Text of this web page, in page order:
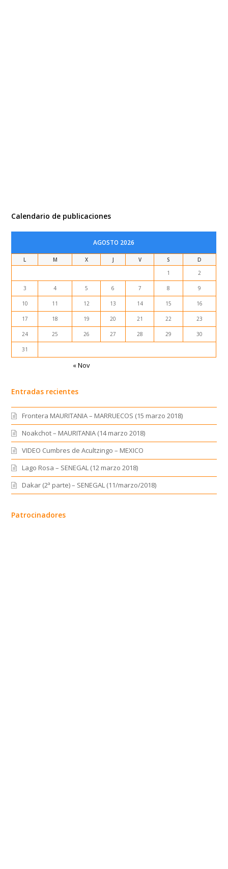
Calendario de publicaciones
AGOSTO 2026
L M X J V S
D
1
2
3 4 5 6 7 8 9
10 11 12 13 14 15 16
17 18 19 20 21 22 23
24 25 26 27 28 29 30
31
« Nov
Entradas recientes
Frontera MAURITANIA – MARRUECOS (15 marzo 2018)
Noakchot – MAURITANIA (14 marzo 2018)
VIDEO Cumbres de Acultzingo – MEXICO
Lago Rosa – SENEGAL (12 marzo 2018)
Dakar (2ª parte) – SENEGAL (11/marzo/2018)
Patrocinadores